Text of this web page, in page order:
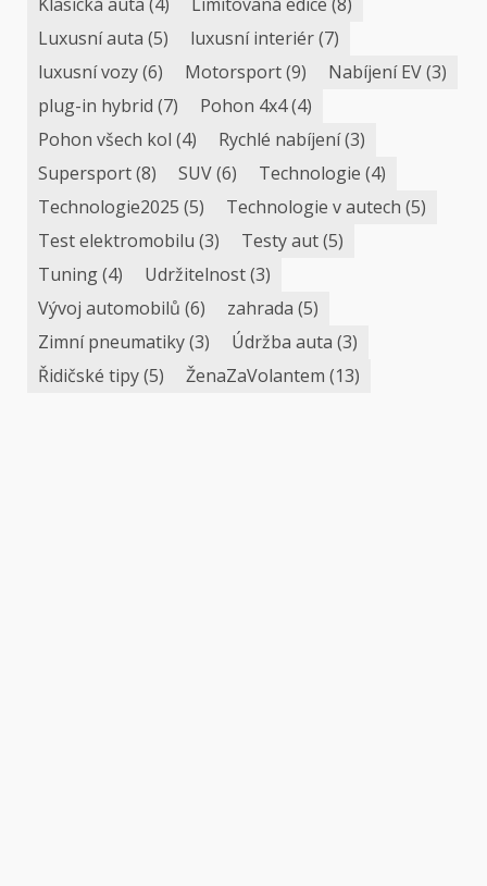
Klasická auta (4) Limitovaná edice (8)
Luxusní auta (5) luxusní interiér(7)
luxusní vozy(6) Motorsport(9) Nabíjení EV(3)
plug-in hybrid (7) Pohon 4x4(4)
Pohon všech kol (4) Rychlé nabíjení(3)
Supersport(8) SUV(6) Technologie (4)
Technologie2025 (5) Technologie v autech (5)
Test elektromobilu (3) Testy aut(5)
Tuning(4) Udržitelnost(3)
Vývoj automobilů (6) zahrada (5)
Zimní pneumatiky(3) Údržba auta (3)
Řidičské tipy(5) ŽenaZaVolantem (13)